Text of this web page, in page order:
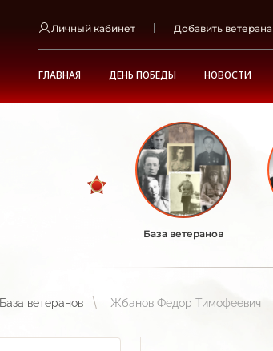
Личный кабинет Добавить ветерана
ГЛАВНАЯ ДЕНЬ ПОБЕДЫ НОВОСТИ
База ветеранов
База ветеранов Жбанов Федор Тимофеевич